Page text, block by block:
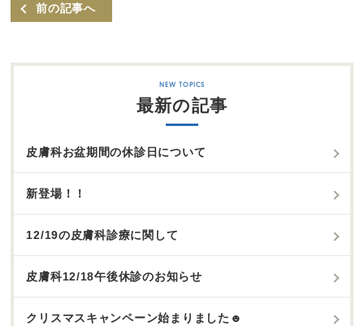
前の記事へ
最新の記事
皮膚科お盆期間の休診日について
新登場！！
12/19の皮膚科診療に関して
皮膚科12/18午後休診のお知らせ
クリスマスキャンペーン始まりました☻